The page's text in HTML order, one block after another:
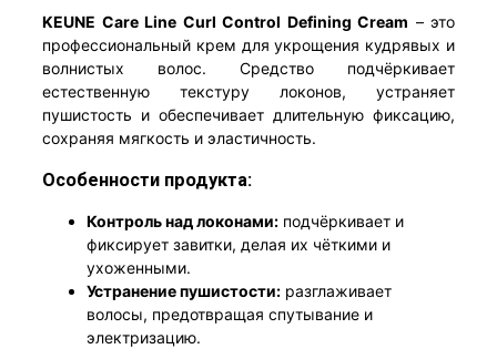
KEUNE Care Line Curl Control Defining Cream – это
профессиональный крем для укрощения кудрявых и
волнистых волос. Средство подчёркивает
естественную текстуру локонов, устраняет
пушистость и обеспечивает длительную фиксацию,
сохраняя мягкость и эластичность.
Особенности продукта:
Контроль над локонами: подчёркивает и
фиксирует завитки, делая их чёткими и
ухоженными.
Устранение пушистости: разглаживает
волосы, предотвращая спутывание и
электризацию.